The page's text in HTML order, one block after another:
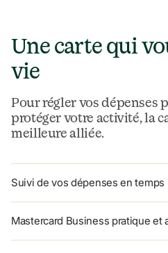
Une carte qui
vie
Pour régler vos dépenses
protéger votre activité, la
meilleure alliée.
Suivi de vos dépenses en temps
Mastercard Business pratique et